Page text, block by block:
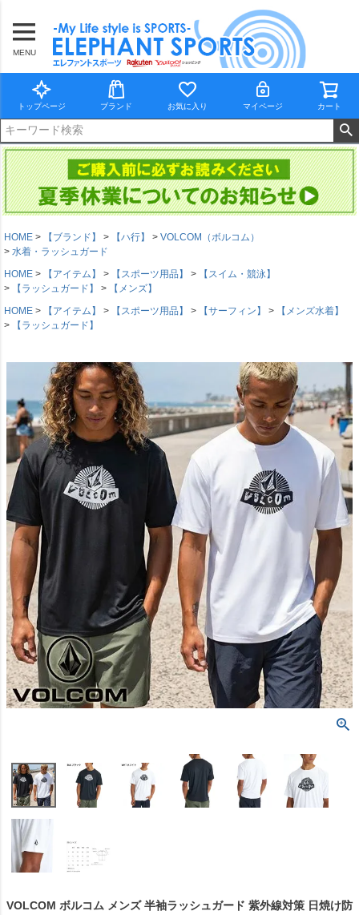
MENU
トップページ ブランド お気に入り マイページ カート
HOME 【ブランド】 【ハ行】
VOLCOM（ボルコム）
水着・ラッシュガード
HOME
【アイテム】 【スポーツ用品】
【スイム・競泳】
【ラッシュガード】
【メンズ】
HOME
【アイテム】 【スポーツ用品】 【サーフィン】
【メンズ水着】
【ラッシュガード】
VOLCOM ボルコム メンズ 半袖ラッシュガード 紫外線対策 日焼け防